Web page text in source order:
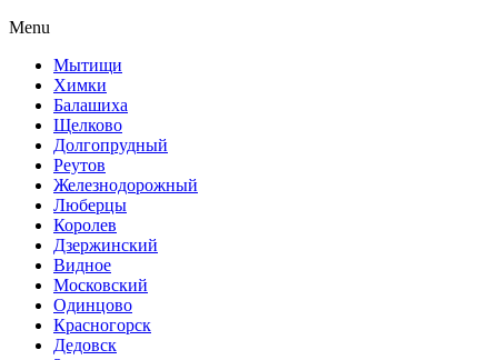
Menu
Мытищи
Химки
Балашиха
Щелково
Долгопрудный
Реутов
Железнодорожный
Люберцы
Королев
Дзержинский
Видное
Московский
Одинцово
Красногорск
Дедовск